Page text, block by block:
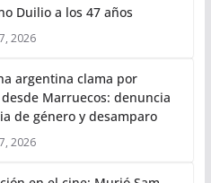
Duilio a los 47 años
2026
argentina clama por
Marruecos: denuncia
de género y desamparo
2026